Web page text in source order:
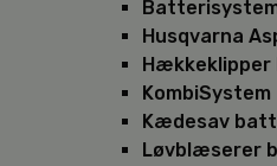
Husqvarna
KombiSystem
Kædesav
Løvblæserer